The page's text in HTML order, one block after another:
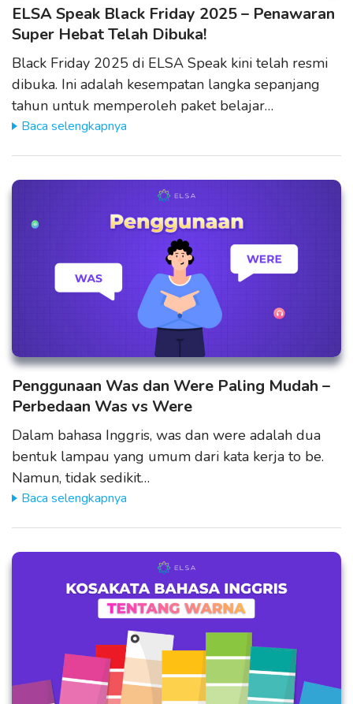
ELSA Speak Black Friday 2025 – Penawaran
Super Hebat Telah Dibuka!
Black Friday 2025 di ELSA Speak kini telah resmi
dibuka. Ini adalah kesempatan langka sepanjang
tahun untuk memperoleh paket belajar…
Baca selengkapnya
Penggunaan Was dan Were Paling Mudah –
Perbedaan Was vs Were
Dalam bahasa Inggris, was dan were adalah dua
bentuk lampau yang umum dari kata kerja to be.
Namun, tidak sedikit…
Baca selengkapnya